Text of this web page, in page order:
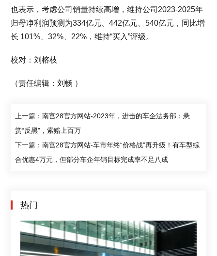
也表示，考虑公司销量持续高增，维持公司2023-2025年
归母净利润预测为334亿元、442亿元、540亿元，同比增
长 101%、32%、22%，维持“买入”评级。
校对：刘榕枝
（责任编辑：刘畅 ）
上一篇：南宫28官方网站-2023年，进击的车企法务部：悬
赏“反黑”，索赔上百万
下一篇：南宫28官方网站-车市年终“价格战”再升级！有车型综
合优惠4万元，但部分车企年销目标完成率不足八成
热门